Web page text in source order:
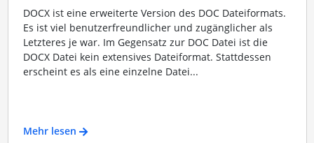
DOCX ist eine erweiterte Version des DOC Dateiformats.
Es ist viel benutzerfreundlicher und zugänglicher als
Letzteres je war. Im Gegensatz zur DOC Datei ist die
DOCX Datei kein extensives Dateiformat. Stattdessen
erscheint es als eine einzelne Datei...
Mehr lesen